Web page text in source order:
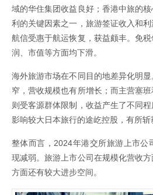
域的华住集团收益良好；香港中旅的
利的关键因素之一，旅游签证收入和
航信受惠于航运恢复，获益颇丰。免
润、市值等方面均下滑。
海外旅游市场在不同目的地差异化明
窄，营收规模也有所增长；而主营塞
则受客源群体限制，收益产生了不同
影响较大日本旅行的途屹控股，有所斩
整体而言，2024年港交所旅游上市公
现减弱。旅游上市公司在规模化营收
方面还有较大进步空间。